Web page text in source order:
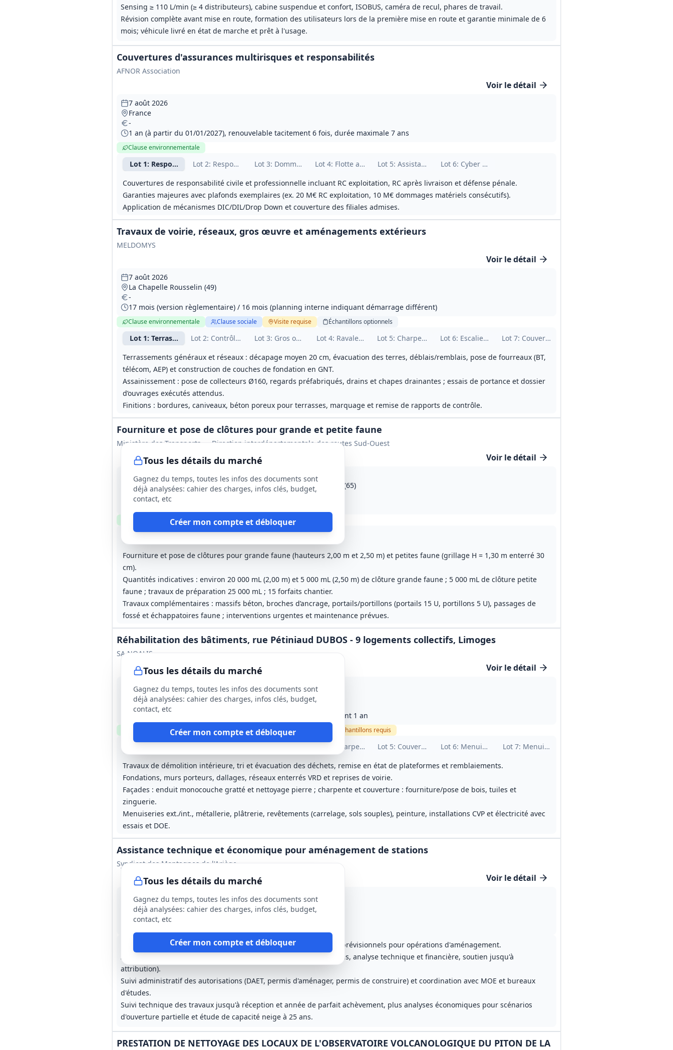
Sensing ≥ 110 L/min (≥ 4 distributeurs), cabine suspendue et confort, ISOBUS, caméra de recul, phares de travail.
Révision complète avant mise en route, formation des utilisateurs lors de la première mise en route et garantie minimale de 6
mois; véhicule livré en état de marche et prêt à l'usage.
Couvertures d'assurances multirisques et responsabilités
AFNOR Association
Voir le détail
Lot 1: Responsabilité civile et professionnelle
Lot 2: Responsabilité civile des mandataires sociaux
Lot 3: Dommages aux biens et pertes d'exploitation
Lot 4: Flotte automobile et auto‑mission
Lot 5: Assistance missions professionnelles et rapatriement
Lot 6: Cyber sécurité
Couvertures de responsabilité civile et professionnelle incluant RC exploitation, RC après livraison et défense pénale.
Garanties majeures avec plafonds exemplaires (ex. 20 M€ RC exploitation, 10 M€ dommages matériels consécutifs).
Application de mécanismes DIC/DIL/Drop Down et couverture des filiales admises.
7 août 2026
France
-
1 an (à partir du 01/01/2027), renouvelable tacitement 6 fois, durée maximale 7 ans
Clause environnementale
Travaux de voirie, réseaux, gros œuvre et aménagements extérieurs
MELDOMYS
Voir le détail
Lot 1: Terrassement - VRD
Lot 2: Contrôles des réseaux
Lot 3: Gros oeuvre Lot 4: Ravalement Lot 5: Charpente bois
Lot 6: Escalier bois Lot 7: Couverture tuile - Zinguerie - Étanchéité
Terrassements généraux et réseaux : décapage moyen 20 cm, évacuation des terres, déblais/remblais, pose de fourreaux (BT,
télécom, AEP) et construction de couches de fondation en GNT.
Assainissement : pose de collecteurs Ø160, regards préfabriqués, drains et chapes drainantes ; essais de portance et dossier
d’ouvrages exécutés attendus.
Finitions : bordures, caniveaux, béton poreux pour terrasses, marquage et remise de rapports de contrôle.
7 août 2026
La Chapelle Rousselin (49)
-
17 mois (version règlementaire) / 16 mois (planning interne indiquant démarrage différent)
Clause environnementale Clause sociale Visite requise Échantillons optionnels
Tous les détails du marché
Gagnez du temps, toutes les infos des documents sont
déjà analysées: cahier des charges, infos clés, budget,
contact, etc
Créer mon compte et débloquer
Fourniture et pose de clôtures pour grande et petite faune
Ministère des Transports — Direction interdépartementale des routes Sud-Ouest
Voir le détail
Fourniture et pose de clôtures pour grande faune (hauteurs 2,00 m et 2,50 m) et petites faune (grillage H = 1,30 m enterré 30
cm).
Quantités indicatives : environ 20 000 mL (2,00 m) et 5 000 mL (2,50 m) de clôture grande faune ; 5 000 mL de clôture petite
faune ; travaux de préparation 25 000 mL ; 15 forfaits chantier.
Travaux complémentaires : massifs béton, broches d’ancrage, portails/portillons (portails 15 U, portillons 5 U), passages de
fossé et échappatoires faune ; interventions urgentes et maintenance prévues.
10 août 2026
Haute‑Garonne (31), Gironde (33), Landes (40), Hautes‑Pyrénées (65)
1 500 000 €
12 mois, reconductible 3 fois (durée totale maximale 4 ans)
Clause environnementale Clause sociale Échantillons
Tous les détails du marché
Gagnez du temps, toutes les infos des documents sont
déjà analysées: cahier des charges, infos clés, budget,
contact, etc
Créer mon compte et débloquer
Réhabilitation des bâtiments, rue Pétiniaud DUBOS - 9 logements collectifs, Limoges
SA NOALIS
Voir le détail
: Charpente bois
Lot 5: Couverture en tuiles
Lot 6: Menuiserie extérieure bois
Lot 7: Menuiserie intérieure bois
Travaux de démolition intérieure, tri et évacuation des déchets, remise en état de plateformes et remblaiements.
Fondations, murs porteurs, dallages, réseaux enterrés VRD et reprises de voirie.
Façades : enduit monocouche gratté et nettoyage pierre ; charpente et couverture : fourniture/pose de bois, tuiles et
zinguerie.
Menuiseries ext./int., métallerie, plâtrerie, revêtements (carrelage, sols souples), peinture, installations CVP et électricité avec
essais et DOE.
12 août 2026
Limoges (87)
12 mois (dont 1 mois de préparation); délai de parfait achèvement 1 an
Clause environnementale Clause sociale Visiteoptionnelle Échantillons requis
Tous les détails du marché
Gagnez du temps, toutes les infos des documents sont
déjà analysées: cahier des charges, infos clés, budget,
contact, etc
Créer mon compte et débloquer
Assistance technique et économique pour aménagement de stations
Syndicat des Montagnes de l'Ariège
Voir le détail
Programmation, diagnostics de sites et élaboration de plannings prévisionnels pour opérations d'aménagement.
Assistance à la passation des marchés (rédaction pièces techniques, analyse technique et financière, soutien jusqu'à
attribution).
Suivi administratif des autorisations (DAET, permis d'aménager, permis de construire) et coordination avec MOE et bureaux
d'études.
Suivi technique des travaux jusqu'à réception et année de parfait achèvement, plus analyses économiques pour scénarios
d'ouverture partielle et étude de capacité neige à 25 ans.
13 août 2026
Ariège (09)
130 000 €
1 an, reconductible 3 fois
PRESTATION DE NETTOYAGE DES LOCAUX DE L'OBSERVATOIRE VOLCANOLOGIQUE DU PITON DE LA